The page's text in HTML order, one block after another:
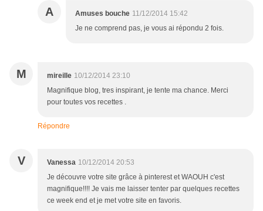
A Amuses bouche 11/12/2014 15:42
Je ne comprend pas, je vous ai répondu 2 fois.
M mireille 10/12/2014 23:10
Magnifique blog, tres inspirant, je tente ma chance. Merci
pour toutes vos recettes .
Répondre
V Vanessa 10/12/2014 20:53
Je découvre votre site grâce à pinterest et WAOUH c'est
magnifique!!!! Je vais me laisser tenter par quelques recettes
ce week end et je met votre site en favoris.